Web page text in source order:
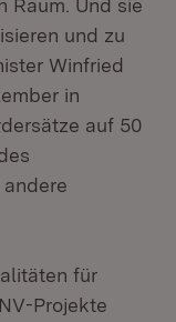
Raum. Und sie
und zu
Winfried
in
auf 50
für
Projekte